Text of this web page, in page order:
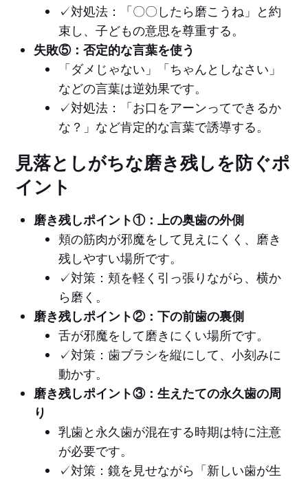
✓対処法：「〇〇したら磨こうね」と約
束し、子どもの意思を尊重する。
失敗⑤：否定的な言葉を使う
「ダメじゃない」「ちゃんとしなさい」
などの言葉は逆効果です。
✓対処法：「お口をアーンってできるか
な？」など肯定的な言葉で誘導する。
見落としがちな磨き残しを防ぐポ
イント
磨き残しポイント①：上の奥歯の外側
頬の筋肉が邪魔をして見えにくく、磨き
残しやすい場所です。
✓対策：頬を軽く引っ張りながら、横か
ら磨く。
磨き残しポイント②：下の前歯の裏側
舌が邪魔をして磨きにくい場所です。
✓対策：歯ブラシを縦にして、小刻みに
動かす。
磨き残しポイント③：生えたての永久歯の周
り
乳歯と永久歯が混在する時期は特に注意
が必要です。
✓対策：鏡を見せながら「新しい歯が生